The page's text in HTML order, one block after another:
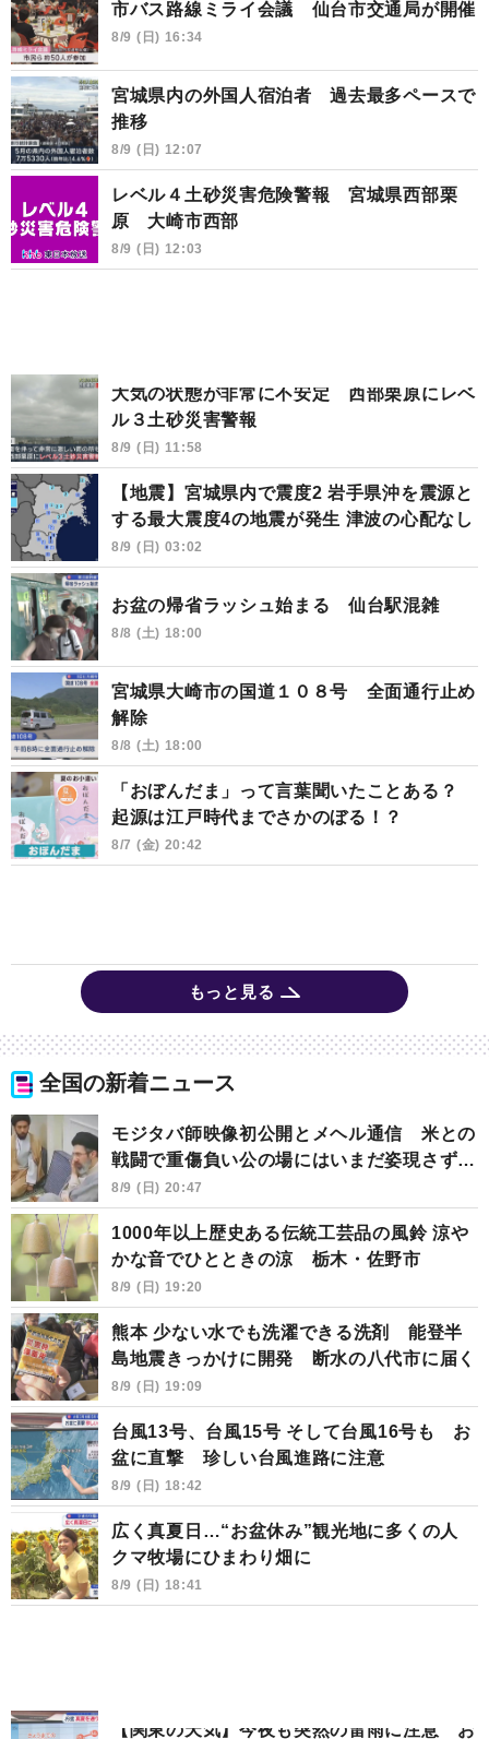
市バス路線ミライ会議 仙台市交通局が開催
8/9 (日) 16:34
宮城県内の外国人宿泊者 過去最多ペースで
推移
8/9 (日) 12:07
レベル４土砂災害危険警報 宮城県西部栗
原 大崎市西部
8/9 (日) 12:03
大気の状態が非常に不安定 西部栗原にレベ
ル３土砂災害警報
8/9 (日) 11:58
【地震】宮城県内で震度2 岩手県沖を震源と
する最大震度4の地震が発生 津波の心配なし
8/9 (日) 03:02
お盆の帰省ラッシュ始まる 仙台駅混雑
8/8 (土) 18:00
宮城県大崎市の国道１０８号 全面通行止め
解除
8/8 (土) 18:00
「おぼんだま」って言葉聞いたことある？
起源は江戸時代までさかのぼる！？
8/7 (金) 20:42
もっと見る
全国の新着ニュース
モジタバ師映像初公開とメヘル通信 米との
戦闘で重傷負い公の場にはいまだ姿現さず…
8/9 (日) 20:47
1000年以上歴史ある伝統工芸品の風鈴 涼や
かな音でひとときの涼 栃木・佐野市
8/9 (日) 19:20
熊本 少ない水でも洗濯できる洗剤 能登半
島地震きっかけに開発 断水の八代市に届く
8/9 (日) 19:09
台風13号、台風15号 そして台風16号も お
盆に直撃 珍しい台風進路に注意
8/9 (日) 18:42
広く真夏日…“お盆休み”観光地に多くの人
クマ牧場にひまわり畑に
8/9 (日) 18:41
【関東の天気】今夜も突然の雷雨に注意 お